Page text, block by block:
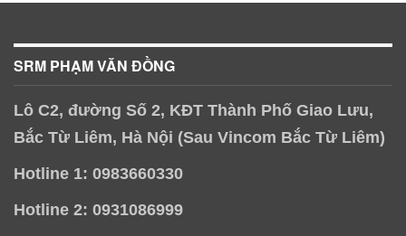
SRM PHẠM VĂN ĐỒNG
Lô C2, đường Số 2, KĐT Thành Phố Giao Lưu,
Bắc Từ Liêm, Hà Nội (Sau Vincom Bắc Từ Liêm)
Hotline 1: 0983660330
Hotline 2: 0931086999